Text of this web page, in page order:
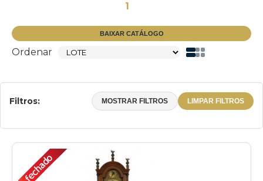
1
BAIXAR CATÁLOGO
Ordenar
Filtros: MOSTRAR FILTROS LIMPAR FILTROS